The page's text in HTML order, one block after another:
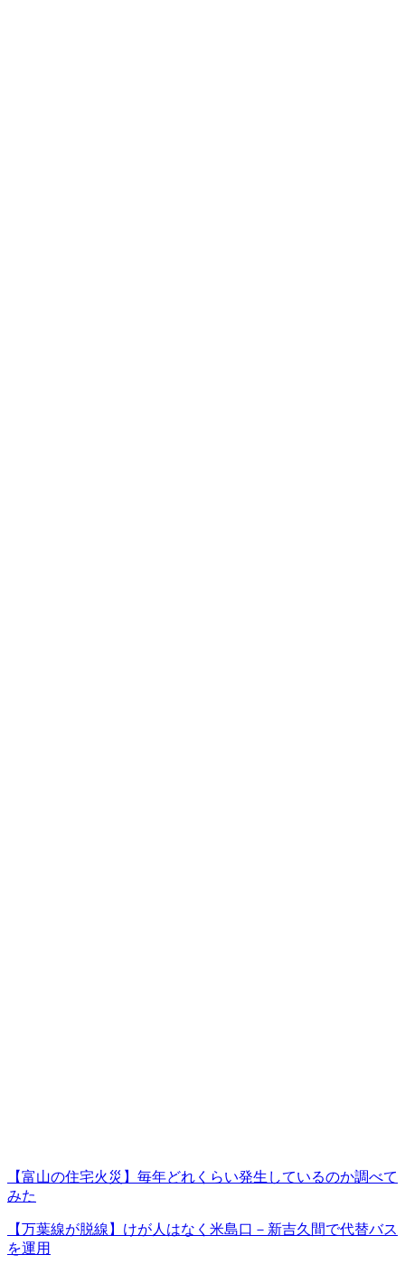
【富山の住宅火災】毎年どれくらい発生しているのか調べて
みた
【万葉線が脱線】けが人はなく米島口－新吉久間で代替バス
を運用